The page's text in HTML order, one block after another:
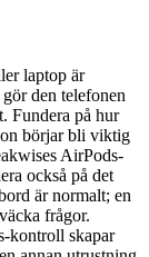
laptop är
den telefonen
Fundera på hur
börjar bli viktig
AirPods-
också på det
är normalt; en
frågor.
kontroll skapar